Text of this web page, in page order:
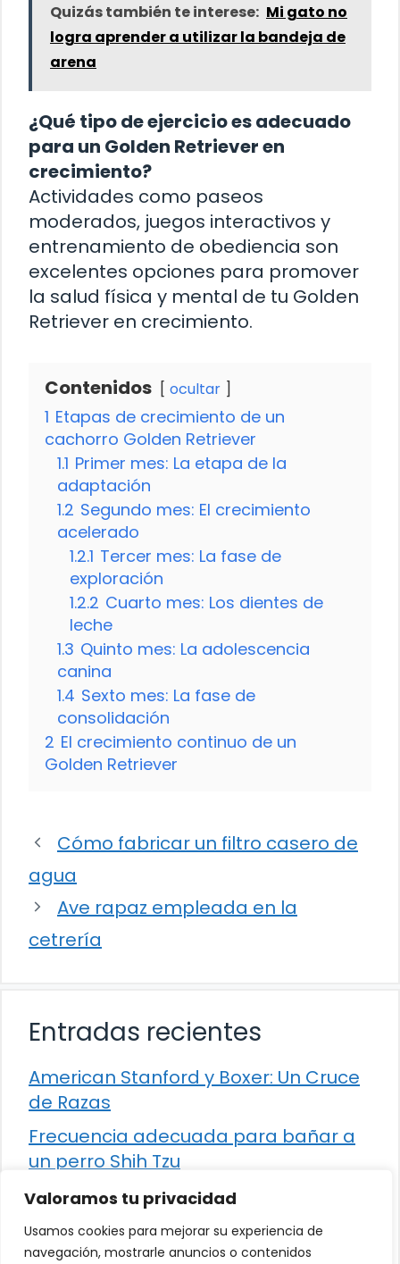
Valoramos tu privacidad
Usamos cookies para mejorar su experiencia de
navegación, mostrarle anuncios o contenidos
Quizás también te interese: Mi gato no
logra aprender a utilizar la bandeja de
arena
¿Qué tipo de ejercicio es adecuado
para un Golden Retriever en
crecimiento?
Actividades como paseos
moderados, juegos interactivos y
entrenamiento de obediencia son
excelentes opciones para promover
la salud física y mental de tu Golden
Retriever en crecimiento.
Contenidos ocultar
1 Etapas de crecimiento de un
cachorro Golden Retriever
1.1 Primer mes: La etapa de la
adaptación
1.2 Segundo mes: El crecimiento
acelerado
1.2.1 Tercer mes: La fase de
exploración
1.2.2 Cuarto mes: Los dientes de
leche
1.3 Quinto mes: La adolescencia
canina
1.4 Sexto mes: La fase de
consolidación
2 El crecimiento continuo de un
Golden Retriever
Cómo fabricar un filtro casero de
agua
Ave rapaz empleada en la
cetrería
Entradas recientes
American Stanford y Boxer: Un Cruce
de Razas
Frecuencia adecuada para bañar a
un perro Shih Tzu
Comparación entre Apache Storm y
Spark Streaming
Cómo detener la diarrea en un gato